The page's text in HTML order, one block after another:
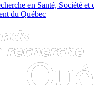
en Santé, Société et
du Québec